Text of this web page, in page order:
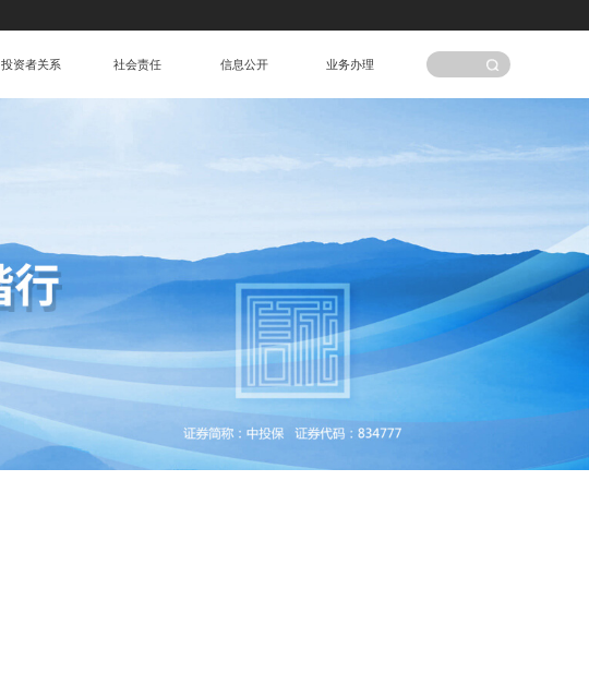
投资者关系 社会责任 信息公开 业务办理